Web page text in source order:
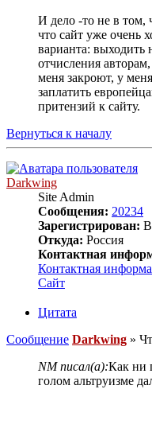
И дело -то не в том,
что сайт уже очень
варианта: выходить
отчисления
меня закроют, у
заплатить
притензий к сайту.
Вернуться к началу
Darkwing
Site Admin
Сообщения: 20234
Зарегистрирован:
Откуда: Россия
Контактная
Контактная
Сайт
Цитата
Сообщение Darkwing »
NM писал(а):Как ни
голом альтруизме